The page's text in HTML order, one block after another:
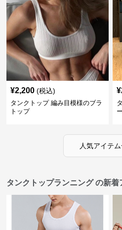
¥2,200 (税込)
タンクトップ 編み目模様のブラ
トップ
¥
人気アイテ
タンクトップランニング の新着